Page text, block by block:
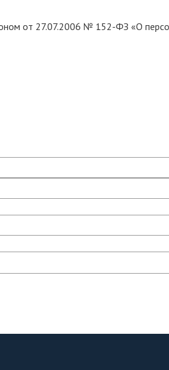
от 27.07.2006 № 152-ФЗ «О